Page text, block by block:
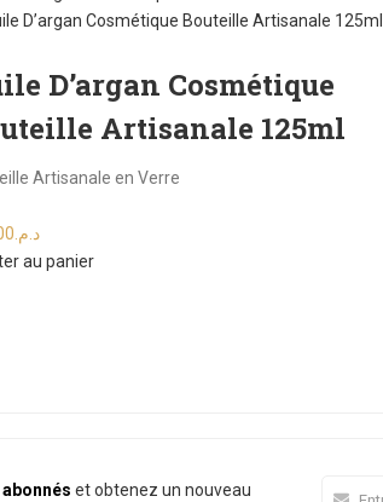
D’argan Cosmétique
Artisanale 125ml
Artisanale en Verre
د.م.
au panier
et obtenez un nouveau